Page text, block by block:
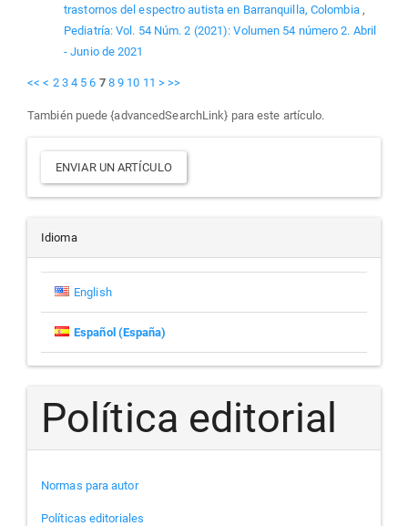
trastornos del espectro autista en Barranquilla, Colombia ,
Pediatría: Vol. 54 Núm. 2 (2021): Volumen 54 número 2. Abril
- Junio de 2021
<< < 2 3 4 5 6 7 8 9 10 11 > >>
También puede {advancedSearchLink} para este artículo.
Enviar
un
artículo
ENVIAR UN ARTÍCULO
Idioma
English
Español (España)
Política editorial
Normas para autor
Políticas editoriales